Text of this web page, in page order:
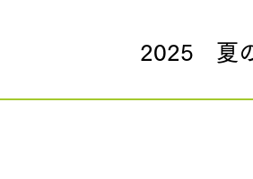
2025 夏